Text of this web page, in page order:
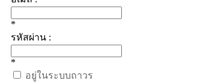
*
รหัสผ่าน :
*
อยู่ในระบบถาวร